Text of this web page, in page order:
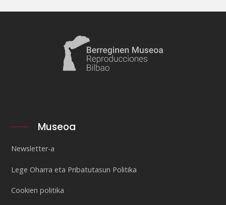
Museoa
Newsletter-a
Lege Oharra eta Pribatutasun Politika
Cookien politika